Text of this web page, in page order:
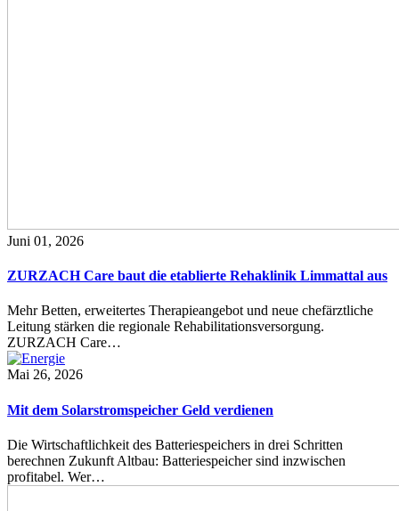
Juni 01, 2026
ZURZACH Care baut die etablierte Rehaklinik Limmattal aus
Mehr Betten, erweitertes Therapieangebot und neue chefärztliche
Leitung stärken die regionale Rehabilitationsversorgung.
ZURZACH Care…
Mai 26, 2026
Mit dem Solarstromspeicher Geld verdienen
Die Wirtschaftlichkeit des Batteriespeichers in drei Schritten
berechnen Zukunft Altbau: Batteriespeicher sind inzwischen
profitabel. Wer…